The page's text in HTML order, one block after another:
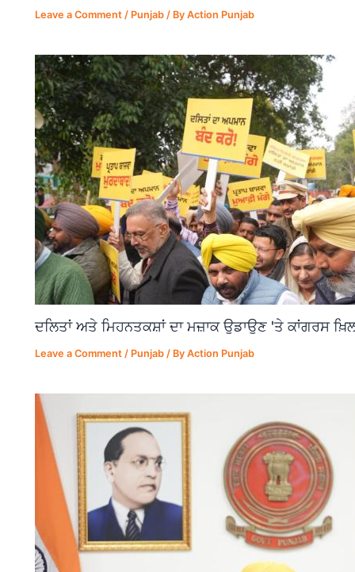
Leave a Comment / Punjab / ByAction Punjab
ਦਲਿਤਾਂ ਅਤੇ ਮਿਹਨਤਕਸ਼ਾਂ ਦਾ ਮਜ਼ਾਕ ਉਡਾਉਣ 'ਤੇ ਕਾਂਗਰਸ
Leave a Comment / Punjab / ByAction Punjab